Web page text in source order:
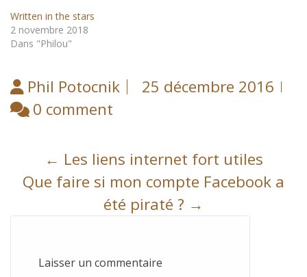
Written in the stars
2 novembre 2018
Dans "Philou"
Phil Potocnik
25 décembre 2016
0 comment
navigation
← Les liens internet fort utiles
Que faire si mon compte Facebook a
été piraté ? →
Laisser un commentaire